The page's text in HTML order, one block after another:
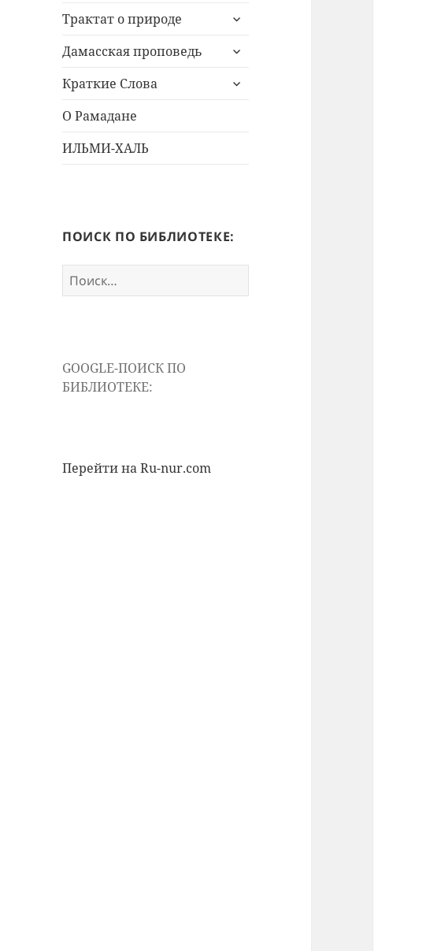
меню
Трактат о природе
раскрыть
меню
Дамасская проповедь
раскрыть
меню
Краткие Слова
раскрыть
О Рамадане
ИЛЬМИ-ХАЛЬ
ПОИСК ПО БИБЛИОТЕКЕ:
Найти:
GOOGLE-ПОИСК ПО
БИБЛИОТЕКЕ:
Перейти на Ru-nur.com